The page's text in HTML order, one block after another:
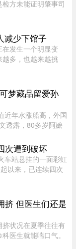
方未能证明肇事司
在Sai ...
减少下馆子
发生一个明显变
多，也越来越挑
甚 ...
梦藏品留爱孙
近年水涨船高，外国
透露，80多岁阿嬷
现是“宝藏”，外媒
次遭到破坏
车站悬挂的一面彩虹
以来，已连续四次
挤 但医生们还是
状况在夏季往往有
医生就能喘口气。